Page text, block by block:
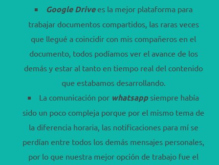
Google Drivees la mejor plataforma para
trabajar documentos compartidos, las raras veces
que llegué a coincidir con mis compañeros en el
documento, todos podíamos ver el avance de los
demás y estar al tanto en tiempo real del contenido
que estabamos desarrollando.
La comunicación por whatsapp siempre había
sido un poco compleja porque por el mismo tema de
la diferencia horaria, las notificaciones para mí se
perdían entre todos los demás mensajes personales,
por lo que nuestra mejor opción de trabajo fue el